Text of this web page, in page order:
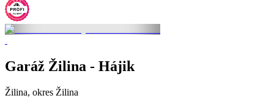
Garáž Žilina - Hájik
Žilina, okres Žilina